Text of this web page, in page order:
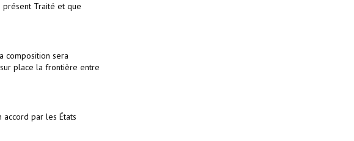
présent Traité et que
composition sera
place la frontière entre
par les États